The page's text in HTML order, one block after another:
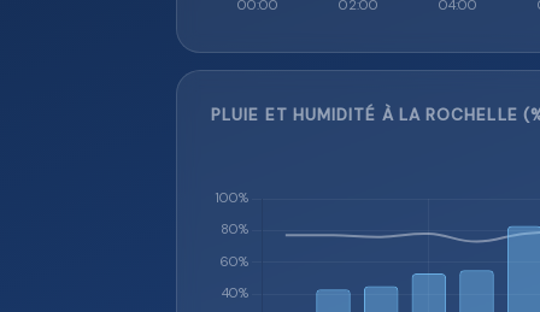
PLUIE ET HUMIDITÉ À LA ROCHELLE